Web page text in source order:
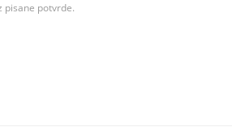
pisane potvrde.